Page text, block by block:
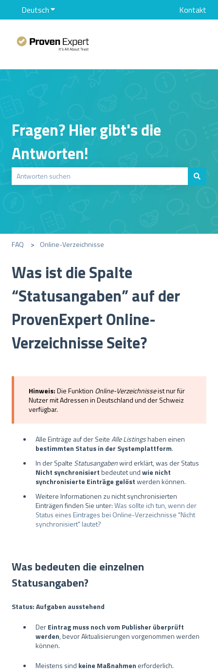
DeutschUntermenü für Übersetzungen anzeigenKontakt
Fragen? Hier gibt's die
Antworten!
FAQ Online-Verzeichnisse
Was ist die Spalte
“Statusangaben” auf der
ProvenExpert Online-
Verzeichnisse Seite?
Hinweis:Die Funktion Online-Verzeichnisseist nur für
Nutzer mit Adressen in Deutschland und der Schweiz
verfügbar.
Alle Einträge auf der SeiteAlle Listingshaben einen
bestimmten Status in der Systemplattform.
In der Spalte Statusangabenwird erklärt, was der Status
Nicht synchronisiertbedeutet undwie nicht
synchronisierte Einträge gelöstwerden können.
Weitere Informationen zu nicht synchronisierten
Einträgen finden Sie unter:Was sollte ich tun, wenn der
Status eines Eintrages bei Online-Verzeichnisse "Nicht
synchronisiert" lautet?
Was bedeuten die einzelnen
Statusangaben?
Status: Aufgaben ausstehend
DerEintrag muss noch vom Publisher überprüft
werden, bevor Aktualisierungen vorgenommen werden
können.
Meistens sind keine Maßnahmen erforderlich.